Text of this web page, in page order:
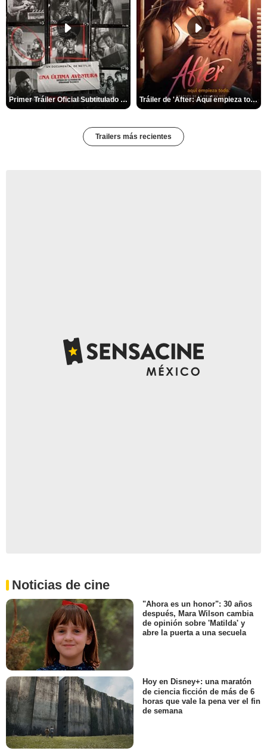
Primer Tráiler Oficial Subtitulado de 'Una última aventura: Detrás de cámaras de Stranger Things 5' Tráiler de 'After: Aquí empieza todo'
Trailers más recientes
Noticias de cine
"Ahora es un honor": 30 años
después, Mara Wilson cambia
de opinión sobre 'Matilda' y
abre la puerta a una secuela
Hoy en Disney+: una maratón
de ciencia ficción de más de 6
horas que vale la pena ver el fin
de semana